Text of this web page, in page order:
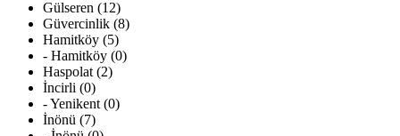
Gülseren (12)
Güvercinlik (8)
Hamitköy (5)
- Hamitköy (0)
Haspolat (2)
İncirli (0)
- Yenikent (0)
İnönü (7)